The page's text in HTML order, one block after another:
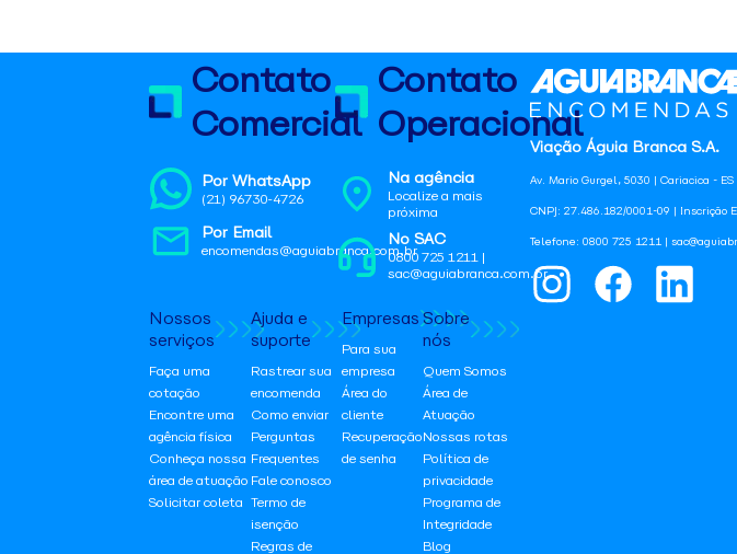
Viação Águia Branca S.A.
Av. Mario Gurgel, 5030 | Cariacica -
CNPJ: 27.486.182/0001-09 | Inscrição
Telefone: 0800 725 1211 |
Contato
Comercial
Por WhatsApp
(21) 96730-4726
Por Email
encomendas@aguiabranca.com.br
Contato
Operacional
Na agência
Localize a mais
próxima
No SAC
0800 725 1211 |
sac@aguiabranca.com.br
Nossos
serviços
Faça uma
cotação
Encontre uma
agência física
Conheça nossa
área de atuação
Solicitar coleta
Ajuda e
suporte
Rastrear sua
encomenda
Como enviar
Perguntas
Frequentes
Fale conosco
Termo de
isenção
Regras de
Empresas
Para sua
empresa
Área do
cliente
Recuperação
de senha
Sobre
nós
Quem Somos
Área de
Atuação
Nossas rotas
Política de
privacidade
Programa de
Integridade
Blog